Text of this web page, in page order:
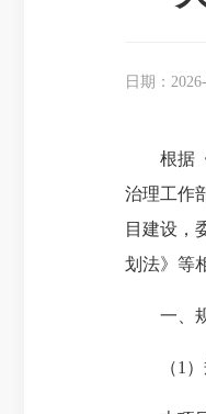
日期：
根据《
治理工作
目建设，
划法》等
一、规
（1）